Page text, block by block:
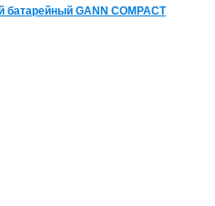
батарейный GANN COMPACT